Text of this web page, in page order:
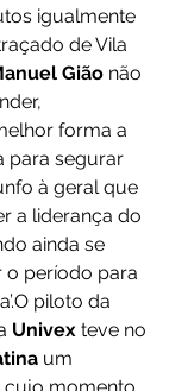
igualmente
de Vila
Gião não
forma a
para segurar
à geral que
a liderança do
ainda se
o período para
piloto da
Univex teve no
um